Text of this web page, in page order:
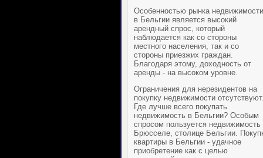
Особенностью рынка недвижимости
в Бельгии является высокий
арендный спрос, который
наблюдается как со стороны
местного населения, так и со
стороны приезжих граждан.
Благодаря этому, доходность от
аренды - на высоком уровне.
Ограничения для нерезидентов на
покупку недвижимости отсутствуют.
Где лучше всего покупать
недвижимость в Бельгии? Особым
спросом пользуется недвижимость
Брюсселе, столице Бельгии.
квартиры в Бельгии - удачное
приобретение как с целью